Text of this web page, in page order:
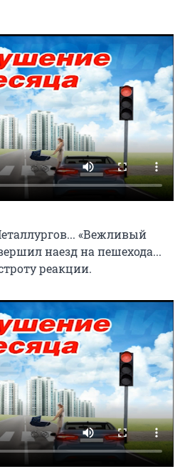
«Вежливый
наезд на пешехода...
реакции.